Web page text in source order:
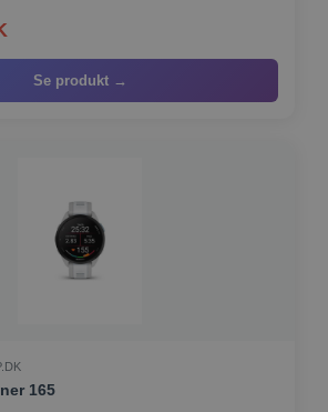
Se produkt →
165